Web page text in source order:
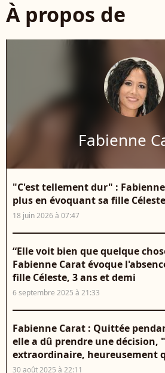
À propos de
Fabienne
"C'est tellement dur" :
plus en évoquant sa fille
18 juin 2026 à 07:47
“Elle voit bien que quelque
Fabienne Carat évoque
fille Céleste, 3 ans et demi
6 septembre 2025 à 21:33
Fabienne Carat : Quittée
elle a dû prendre une décision,
extraordinaire, heureusement
30 août 2025 à 22:11